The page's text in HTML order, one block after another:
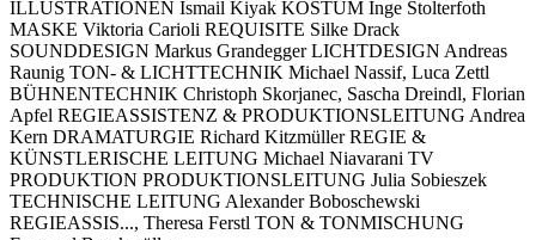
ILLUSTRATIONEN Ismail Kiyak KOSTÜM Inge Stolterfoth
MASKE Viktoria Carioli REQUISITE Silke Drack
SOUNDDESIGN Markus Grandegger LICHTDESIGN Andreas
Raunig TON- & LICHTTECHNIK Michael Nassif, Luca Zettl
BÜHNENTECHNIK Christoph Skorjanec, Sascha Dreindl, Florian
Apfel REGIEASSISTENZ & PRODUKTIONSLEITUNG Andrea
Kern DRAMATURGIE Richard Kitzmüller REGIE &
KÜNSTLERISCHE LEITUNG Michael Niavarani TV
PRODUKTION PRODUKTIONSLEITUNG Julia Sobieszek
TECHNISCHE LEITUNG Alexander Boboschewski
REGIEASSIS..., Theresa Ferstl TON & TONMISCHUNG